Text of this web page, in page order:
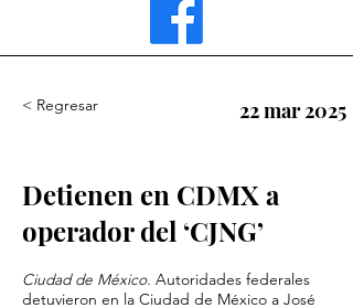
< Regresar 22 mar 2025
Detienen en CDMX a
operador del ‘CJNG’
Ciudad de México. Autoridades federales
detuvieron en la Ciudad de México a José